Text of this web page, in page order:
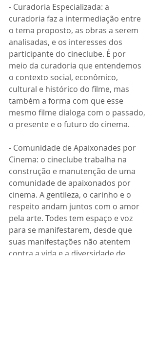
- Curadoria Especializada: a
curadoria faz a intermediação entre
o tema proposto, as obras a serem
analisadas, e os interesses dos
participante do cineclube. É por
meio da curadoria que entendemos
o contexto social, econômico,
cultural e histórico do filme, mas
também a forma com que esse
mesmo filme dialoga com o passado,
o presente e o futuro do cinema.
- Comunidade de Apaixonades por
Cinema: o cineclube trabalha na
construção e manutenção de uma
comunidade de apaixonados por
cinema. A gentileza, o carinho e o
respeito andam juntos com o amor
pela arte. Todes tem espaço e voz
para se manifestarem, desde que
suas manifestações não atentem
contra a vida e a diversidade de